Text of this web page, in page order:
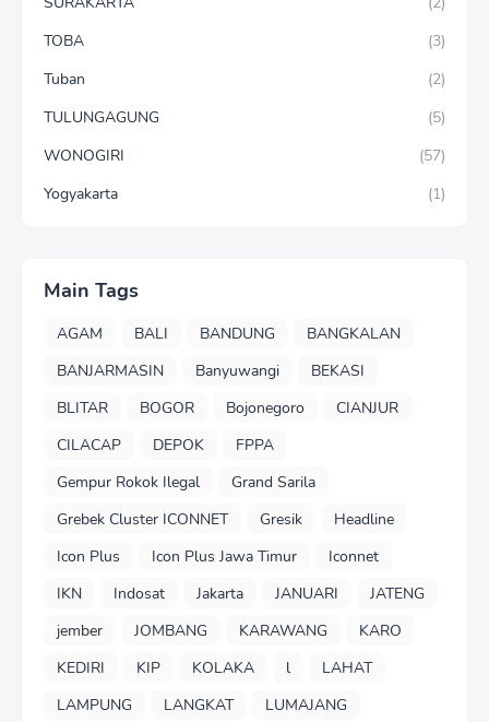
TOBA
(3)
Tuban
(2)
TULUNGAGUNG
(5)
WONOGIRI
(57)
Yogyakarta
(1)
Main Tags
AGAM BALI BANDUNG
BANGKALAN
BANJARMASIN
Banyuwangi
BEKASI
BLITAR
BOGOR Bojonegoro
CIANJUR
CILACAP
DEPOK
FPPA
Gempur Rokok Ilegal
Grand Sarila
Grebek Cluster ICONNET
Gresik
Headline
Icon Plus
Icon Plus Jawa Timur
Iconnet
IKN
Indosat Jakarta JANUARI
JATENG
jember
JOMBANG KARAWANG
KARO
KEDIRI
KIP KOLAKA l
LAHAT
LAMPUNG
LANGKAT
LUMAJANG